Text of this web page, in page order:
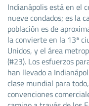
Indianápolis está en el
nueve condados; es la
población es de
la convierte en la 13ª
Unidos, y el área
(#23). Los esfuerzos
han llevado a
clase mundial para
convenciones